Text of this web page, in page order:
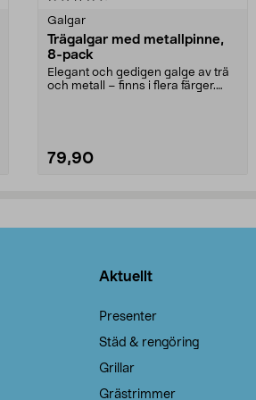
Galgar
Trägalgar med metallpinne,
8-pack
Elegant och gedigen galge av trä
och metall – finns i flera färger.
79,90
Aktuellt
Presenter
Städ & rengöring
Grillar
Grästrimmer